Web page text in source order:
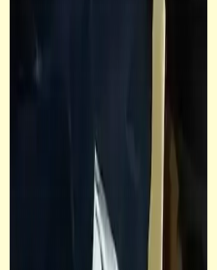
نصائح للناصح والمنصوح | صحصح وانصح
واتنصح (11)
عم بطاطا | جمال بخيت